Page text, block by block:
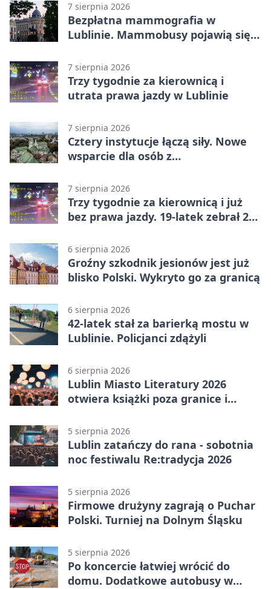
7 sierpnia 2026
Bezpłatna mammografia w
Lublinie. Mammobusy pojawią się
7 sierpnia 2026
Trzy tygodnie za kierownicą i
utrata prawa jazdy w Lublinie
7 sierpnia 2026
Cztery instytucje łączą siły. Nowe
wsparcie dla osób z
7 sierpnia 2026
Trzy tygodnie za kierownicą i już
bez prawa jazdy. 19-latek zebrał 23
6 sierpnia 2026
Groźny szkodnik jesionów jest już
blisko Polski. Wykryto go za granicą
6 sierpnia 2026
42-latek stał za barierką mostu w
Lublinie. Policjanci zdążyli
6 sierpnia 2026
Lublin Miasto Literatury 2026
otwiera książki poza granice i
5 sierpnia 2026
Lublin zatańczy do rana - sobotnia
noc festiwalu Re:tradycja 2026
5 sierpnia 2026
Firmowe drużyny zagrają o Puchar
Polski. Turniej na Dolnym Śląsku
5 sierpnia 2026
Po koncercie łatwiej wrócić do
domu. Dodatkowe autobusy w